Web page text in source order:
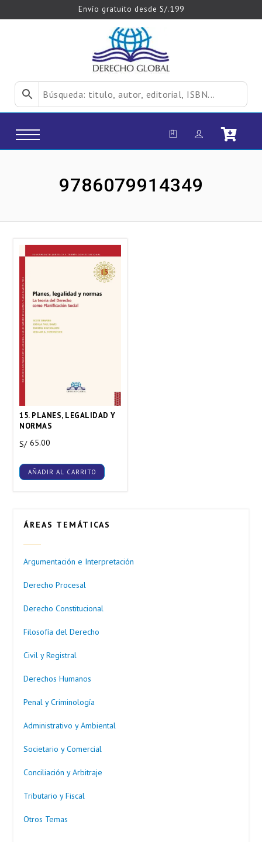
Envío gratuito desde S/.199
9786079914349
ÁREAS TEMÁTICAS
Argumentación e Interpretación
Derecho Procesal
Derecho Constitucional
Filosofía del Derecho
Civil y Registral
Derechos Humanos
Penal y Criminología
Administrativo y Ambiental
Societario y Comercial
Conciliación y Arbitraje
Tributario y Fiscal
Otros Temas
15. PLANES, LEGALIDAD Y
NORMAS
S/ 65.00
AÑADIR AL CARRITO